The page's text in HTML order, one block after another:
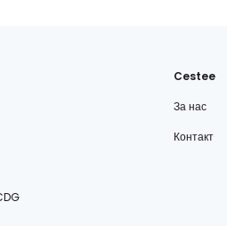
Cestee
За нас
Контакт